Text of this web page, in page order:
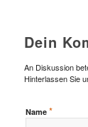
Dein
An Diskussion
Hinterlassen Sie
Name *